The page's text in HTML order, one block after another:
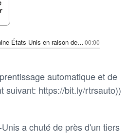
FRET AÉRIEN- La chute du fret aérien Chine-États-Unis en raison des droits de douane "de minimis" ; les compagnies aériennes ajustent leurs itinéraires00:00
automatique et de
suivant: https://bit.ly/rtrsauto))
a chuté de près d'un tiers